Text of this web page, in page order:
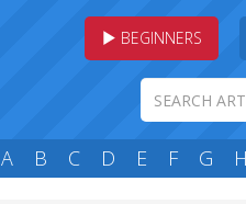
BEGINNERS
A B C D E F G H